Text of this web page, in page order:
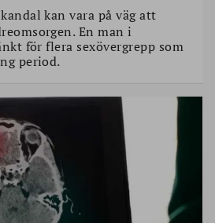
kan vara på väg att
En man i
för flera sexövergrepp som
period.